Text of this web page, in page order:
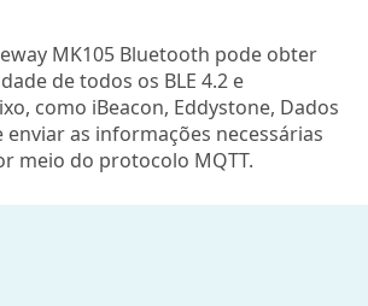
MK105 Bluetooth pode obter
de todos os BLE 4.2 e
como iBeacon, Eddystone, Dados
enviar as informações necessárias
meio do protocolo MQTT.